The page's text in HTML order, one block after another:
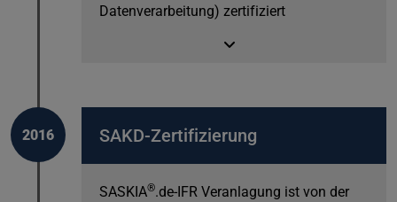
Datenverarbeitung) zertifiziert
SAKD-Zertifizierung
SASKIA®.de-IFR Veranlagung ist von der
2016